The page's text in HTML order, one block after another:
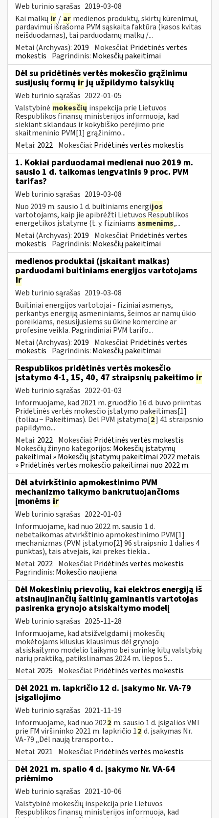
Web turinio sąrašas 2019-03-08
Kai malkų ir / ar medienos produktų, skirtų kūrenimui,
pardavimui išrašoma PVM sąskaita faktūra (kasos kvitas
neišduodamas), tai parduodamų malkų /...
Metai (Archyvas): 2019 Mokesčiai: Pridėtinės vertės
mokestis Pagrindinis: Mokesčių pakeitimai
Dėl su pridėtinės vertės mokesčio grąžinimu
susijusių formų irjų užpildymo taisyklių
Web turinio sąrašas 2022-01-05
Valstybinė mokesčių inspekcija prie Lietuvos
Respublikos finansų ministerijos informuoja, kad
siekiant sklandaus ir kokybiško perėjimo prie
skaitmeninio PVM[1] grąžinimo...
Metai: 2022 Mokesčiai: Pridėtinės vertės mokestis
1. Kokiai parduodamai medienai nuo 2019 m.
sausio 1 d. taikomas lengvatinis 9 proc. PVM
tarifas?
Web turinio sąrašas 2019-03-08
Nuo 2019 m. sausio 1 d. buitiniams energijos
vartotojams, kaip jie apibrėžti Lietuvos Respublikos
energetikos įstatyme (t. y. fiziniams asmenims,...
Metai (Archyvas): 2019 Mokesčiai: Pridėtinės vertės
mokestis Pagrindinis: Mokesčių pakeitimai
medienos produktai (įskaitant malkas)
parduodami buitiniams energijos vartotojams
ir
Web turinio sąrašas 2019-03-08
Buitiniai energijos vartotojai - fiziniai asmenys,
perkantys energiją asmeniniams, šeimos ar namų ūkio
poreikiams, nesusijusiems su ūkine komercine ar
profesine veikla. Pagrindiniai PVM tarifo...
Metai (Archyvas): 2019 Mokesčiai: Pridėtinės vertės
mokestis Pagrindinis: Mokesčių pakeitimai
Respublikos pridėtinės vertės mokesčio
įstatymo 4-1, 15, 40, 47 straipsnių pakeitimo ir
Web turinio sąrašas 2022-01-03
Informuojame, kad 2021 m. gruodžio 16 d. buvo priimtas
Pridėtinės vertės mokesčio įstatymo pakeitimas[1]
(toliau − Pakeitimas). Dėl PVM įstatymo[2] 41 straipsnio
papildymo...
Metai: 2022 Mokesčiai: Pridėtinės vertės mokestis
Mokesčių žinyno kategorijos: Mokesčių įstatymų
pakeitimai » Mokesčių įstatymų pakeitimai 2022 metais
» Pridėtinės vertės mokesčio pakeitimai nuo 2022 m.
Dėl atvirkštinio apmokestinimo PVM
mechanizmo taikymo bankrutuojančioms
įmonėms ir
Web turinio sąrašas 2022-01-03
Informuojame, kad nuo 2022 m. sausio 1 d.
nebetaikomas atvirkštinio apmokestinimo PVM[1]
mechanizmas (PVM įstatymo[2] 96 straipsnio 1 dalies 4
punktas), tais atvejais, kai prekes tiekia...
Metai: 2022 Mokesčiai: Pridėtinės vertės mokestis
Pagrindinis: Mokesčio naujiena
Dėl Mokestinių prievolių, kai elektros energiją iš
atsinaujinančių šaltinių gaminantis vartotojas
pasirenka grynojo atsiskaitymo modelį
Web turinio sąrašas 2025-11-28
Informuojame, kad atsižvelgdami į mokesčių
mokėtojams kilusius klausimus dėl grynojo
atsiskaitymo modelio taikymo bei surinkę kitų valstybių
narių praktiką, patikslinamas 2024 m. liepos 5...
Metai: 2025 Mokesčiai: Pridėtinės vertės mokestis
Dėl 2021 m. lapkričio 12 d. įsakymo Nr. VA-79
įsigaliojimo
Web turinio sąrašas 2021-11-19
Informuojame, kad nuo 2022 m. sausio 1 d. įsigalios VMI
prie FM viršininko 2021 m. lapkričio 12 d. įsakymas Nr.
VA-79 „Dėl naują transporto...
Metai: 2021 Mokesčiai: Pridėtinės vertės mokestis
Dėl 2021 m. spalio 4 d. įsakymo Nr. VA-64
priėmimo
Web turinio sąrašas 2021-10-06
Valstybinė mokesčių inspekcija prie Lietuvos
Respublikos finansų ministerijos informuoja, kad